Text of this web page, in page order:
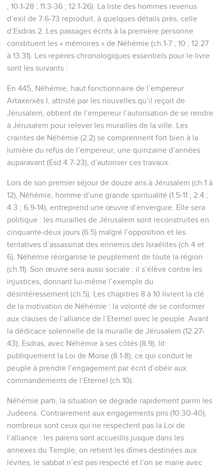
; 10.1-28 ; 11.3-36 ; 12.1-26). La liste des hommes revenus
d’exil de 7.6-73 reproduit, à quelques détails près, celle
d’Esdras 2. Les passages écrits à la première personne
constituent les « mémoires » de Néhémie (ch.1-7 ; 10 ; 12.27
à 13.31). Les repères chronologiques essentiels pour le livre
sont les suivants :
En 445, Néhémie, haut fonctionnaire de l’empereur
Artaxerxès I, attristé par les nouvelles qu’il reçoit de
Jérusalem, obtient de l’empereur l’autorisation de se rendre
à Jérusalem pour relever les murailles de la ville. Les
craintes de Néhémie (2.2) se comprennent fort bien à la
lumière du refus de l’empereur, une quinzaine d’années
auparavant (Esd 4.7-23), d’autoriser ces travaux.
Lors de son premier séjour de douze ans à Jérusalem (ch.1 à
12), Néhémie, homme d’une grande spiritualité (1.5-11 ; 2.4 ;
4.3 ; 6.9-14), entreprend une œuvre d’envergure. Elle sera
politique : les murailles de Jérusalem sont reconstruites en
cinquante-deux jours (6.5) malgré l’opposition et les
tentatives d’assassinat des ennemis des Israélites (ch.4 et
6). Néhémie réorganise le peuplement de toute la région
(ch.11). Son œuvre sera aussi sociale : il s’élève contre les
injustices, donnant lui-même l’exemple du
désintéressement (ch.5). Les chapitres 8 à 10 livrent la clé
de la motivation de Néhémie : la volonté de se conformer
aux clauses de l’alliance de l’Eternel avec le peuple. Avant
la dédicace solennelle de la muraille de Jérusalem (12.27-
43), Esdras, avec Néhémie à ses côtés (8.9), lit
publiquement la Loi de Moïse (8.1-8), ce qui conduit le
peuple à prendre l’engagement par écrit d’obéir aux
commandements de l’Eternel (ch.10).
Néhémie parti, la situation se dégrade rapidement parmi les
Judéens. Contrairement aux engagements pris (10.30-40),
nombreux sont ceux qui ne respectent pas la Loi de
l’alliance : les païens sont accueillis jusque dans les
annexes du Temple, on retient les dîmes destinées aux
lévites, le sabbat n’est pas respecté et l’on se marie avec